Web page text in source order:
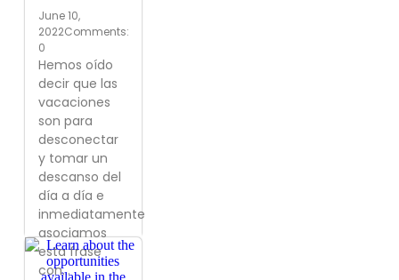
June 10,
2022Comments:
0
Hemos oído
decir que las
vacaciones
son para
desconectar
y tomar un
descanso del
día a día e
inmediatamente
asociamos
esta frase
con...